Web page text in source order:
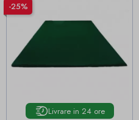
-25%
Livrare in 24 ore